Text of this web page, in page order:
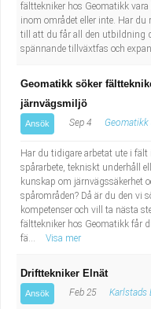
Industriell
Kropps- och
Militärt arbete
Naturbruk
Pedagogiskt
Budbilsförare
Lärare i
Taxiförare/
sekreterare
fälttekniker hos Geomatikk
inom området eller inte. Har
till att du får all den utbildning
spännande tillväxtfas och
Geomatikk söker
järnvägsmiljö
Ansök Sep 4 Geomatikk
Har du tidigare arbetat ute i
spårarbete, tekniskt underhåll
kunskap om järnvägssäkerhet
spårområden? Då är du den vi
kompetenser och vill ta nästa
fälttekniker hos Geomatikk får
fä...
Visa mer
Drifttekniker Elnät
Ansök Feb 25 Karlstads